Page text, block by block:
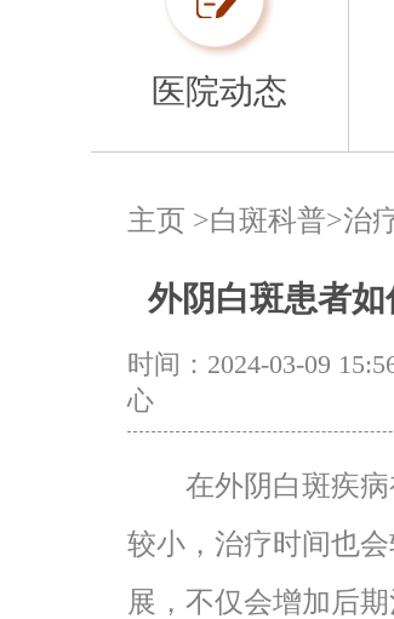
医院动态
主页 >白斑科普>治
外阴白斑患者
时间：2024-03-09
心
在外阴白斑疾病
较小，治疗时间也
展，不仅会增加后